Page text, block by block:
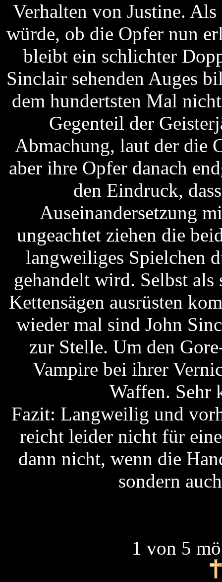
Verhalten von Justine.
würde, ob die Opfer nun
bleibt ein schlichter
Sinclair sehenden Auges
dem hundertsten Mal
Gegenteil der
Abmachung, laut der die
aber ihre Opfer danach
den Eindruck,
Auseinandersetzung
ungeachtet ziehen die
langweiliges Spielchen
gehandelt wird. Selbst
Kettensägen ausrüsten
wieder mal sind John
zur Stelle. Um den
Vampire bei ihrer
Waffen. Sehr
Fazit: Langweilig und
reicht leider nicht für
dann nicht, wenn die
sondern
1 von 5